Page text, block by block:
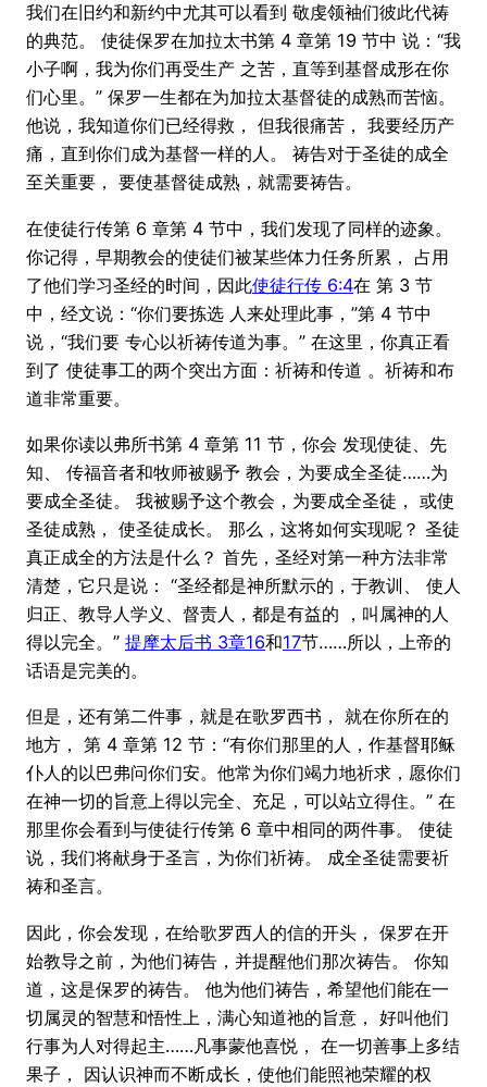
我们在旧约和新约中尤其可以看到 敬虔领袖们彼此代祷
的典范。 使徒保罗在加拉太书第 4 章第 19 节中 说：“我
小子啊，我为你们再受生产 之苦，直等到基督成形在你
们心里。” 保罗一生都在为加拉太基督徒的成熟而苦恼。
他说，我知道你们已经得救， 但我很痛苦， 我要经历产
痛，直到你们成为基督一样的人。 祷告对于圣徒的成全
至关重要， 要使基督徒成熟，就需要祷告。
在使徒行传第 6 章第 4 节中，我们发现了同样的迹象。
你记得，早期教会的使徒们被某些体力任务所累， 占用
了他们学习圣经的时间，因此使徒行传 6:4在 第 3 节
中，经文说：“你们要拣选 人来处理此事，”第 4 节中
说，“我们要 专心以祈祷传道为事。” 在这里，你真正看
到了 使徒事工的两个突出方面：祈祷和传道 。祈祷和布
道非常重要。
如果你读以弗所书第 4 章第 11 节，你会 发现使徒、先
知、 传福音者和牧师被赐予 教会，为要成全圣徒……为
要成全圣徒。 我被赐予这个教会，为要成全圣徒， 或使
圣徒成熟， 使圣徒成长。 那么，这将如何实现呢？ 圣徒
真正成全的方法是什么？ 首先，圣经对第一种方法非常
清楚，它只是说： “圣经都是神所默示的，于教训、 使人
归正、教导人学义、督责人，都是有益的 ，叫属神的人
得以完全。” 提摩太后书 3章16和17节……所以，上帝的
话语是完美的。
但是，还有第二件事，就是在歌罗西书， 就在你所在的
地方， 第 4 章第 12 节：“有你们那里的人，作基督耶稣
仆人的以巴弗问你们安。他常为你们竭力地祈求，愿你们
在神一切的旨意上得以完全、充足，可以站立得住。” 在
那里你会看到与使徒行传第 6 章中相同的两件事。 使徒
说，我们将献身于圣言，为你们祈祷。 成全圣徒需要祈
祷和圣言。
因此，你会发现，在给歌罗西人的信的开头， 保罗在开
始教导之前，为他们祷告，并提醒他们那次祷告。 你知
道，这是保罗的祷告。 他为他们祷告，希望他们能在一
切属灵的智慧和悟性上，满心知道祂的旨意， 好叫他们
行事为人对得起主……凡事蒙他喜悦， 在一切善事上多结
果子， 因认识神而不断成长，使他们能照祂荣耀的权